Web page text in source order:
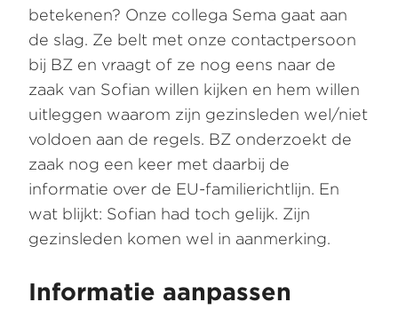
betekenen? Onze collega Sema gaat aan
de slag. Ze belt met onze contactpersoon
bij BZ en vraagt of ze nog eens naar de
zaak van Sofian willen kijken en hem willen
uitleggen waarom zijn gezinsleden wel/niet
voldoen aan de regels. BZ onderzoekt de
zaak nog een keer met daarbij de
informatie over de EU-familierichtlijn. En
wat blijkt: Sofian had toch gelijk. Zijn
gezinsleden komen wel in aanmerking.
Informatie aanpassen